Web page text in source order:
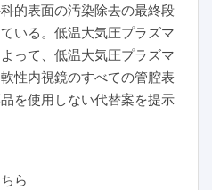
的表面の汚染除去の最終段
いる。低温大気圧プラズマ
って、低温大気圧プラズマ
性内視鏡のすべての管腔表
を使用しない代替案を提示
ら